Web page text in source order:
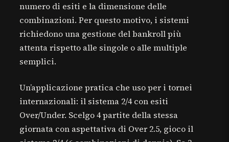
numero di esiti e la dimensione delle
combinazioni. Per questo motivo, i sistemi
richiedono una gestione del bankroll più
attenta rispetto alle singole o alle multiple
semplici.
Un’applicazione pratica che uso per i tornei
internazionali: il sistema 2/4 con esiti
Over/Under. Scelgo 4 partite della stessa
giornata con aspettativa di Over 2.5, gioco il